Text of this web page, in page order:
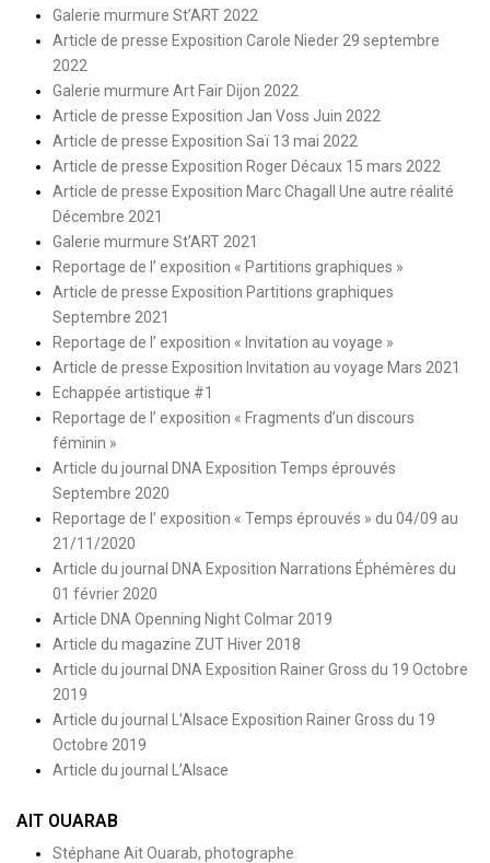
Galerie murmure St’ART 2022
Article de presse Exposition Carole Nieder 29 septembre
2022
Galerie murmure Art Fair Dijon 2022
Article de presse Exposition Jan Voss Juin 2022
Article de presse Exposition Saï 13 mai 2022
Article de presse Exposition Roger Décaux 15 mars 2022
Article de presse Exposition Marc Chagall Une autre réalité
Décembre 2021
Galerie murmure St’ART 2021
Reportage de l’ exposition « Partitions graphiques »
Article de presse Exposition Partitions graphiques
Septembre 2021
Reportage de l’ exposition « Invitation au voyage »
Article de presse Exposition Invitation au voyage Mars 2021
Echappée artistique #1
Reportage de l’ exposition « Fragments d’un discours
féminin »
Article du journal DNA Exposition Temps éprouvés
Septembre 2020
Reportage de l’ exposition « Temps éprouvés » du 04/09 au
21/11/2020
Article du journal DNA Exposition Narrations Éphémères du
01 février 2020
Article DNA Openning Night Colmar 2019
Article du magazine ZUT Hiver 2018
Article du journal DNA Exposition Rainer Gross du 19 Octobre
2019
Article du journal L’Alsace Exposition Rainer Gross du 19
Octobre 2019
Article du journal L’Alsace
AIT OUARAB
Stéphane Ait Ouarab, photographe